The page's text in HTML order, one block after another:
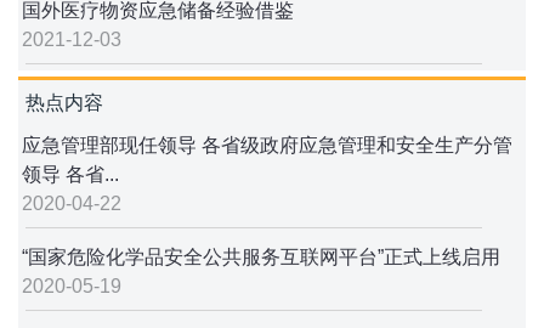
国外医疗物资应急储备经验借鉴
2021-12-03
热点内容
应急管理部现任领导 各省级政府应急管理和安全生产分管
领导 各省...
2020-04-22
“国家危险化学品安全公共服务互联网平台”正式上线启用
2020-05-19